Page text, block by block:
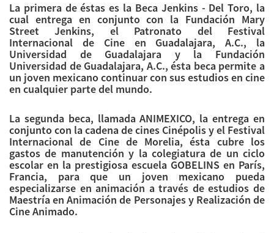
La primera de éstas es la Beca Jenkins - Del Toro, la
cual entrega en conjunto con la Fundación Mary
Street Jenkins, el Patronato del Festival
Internacional de Cine en Guadalajara, A.C., la
Universidad de Guadalajara y la Fundación
Universidad de Guadalajara, A.C., ésta beca permite a
un joven mexicano continuar con sus estudios en cine
en cualquier parte del mundo.
La segunda beca, llamada ANIMEXICO, la entrega en
conjunto con la cadena de cines Cinépolis y el Festival
Internacional de Cine de Morelia, ésta cubre los
gastos de manutención y la colegiatura de un ciclo
escolar en la prestigiosa escuela GOBELINS en París,
Francia, para que un joven mexicano pueda
especializarse en animación a través de estudios de
Maestría en Animación de Personajes y Realización de
Cine Animado.